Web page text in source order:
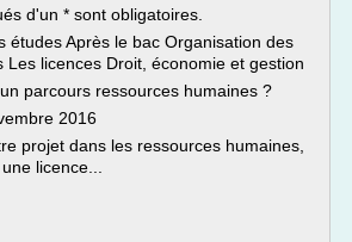
d'un * sont obligatoires.
études Après le bac Organisation des
Les licences Droit, économie et gestion
parcours ressources humaines ?
2016
projet dans les ressources humaines,
licence...